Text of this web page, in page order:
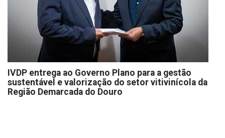
IVDP entrega ao Governo Plano para a gestão
sustentável e valorização do setor vitivinícola da
Região Demarcada do Douro